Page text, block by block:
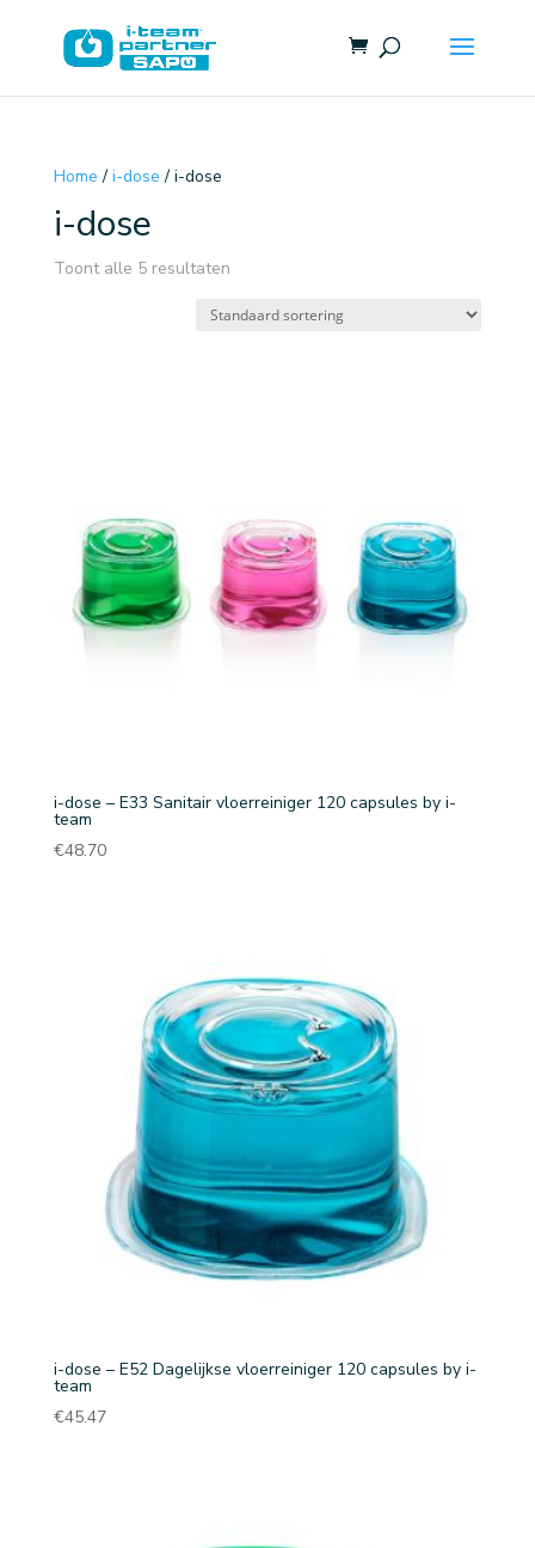
Home / i-dose / i-dose
i-dose
Toont alle 5 resultaten
i-dose – E33 Sanitair vloerreiniger 120 capsules by i-
team
€48.70
i-dose – E52 Dagelijkse vloerreiniger 120 capsules by i-
team
€45.47